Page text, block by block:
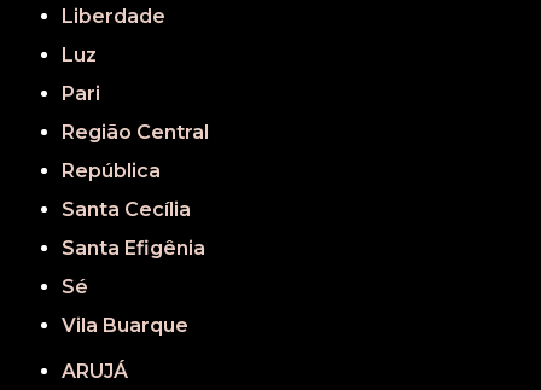
Liberdade
Luz
Pari
Região Central
República
Santa Cecília
Santa Efigênia
Sé
Vila Buarque
ARUJÁ